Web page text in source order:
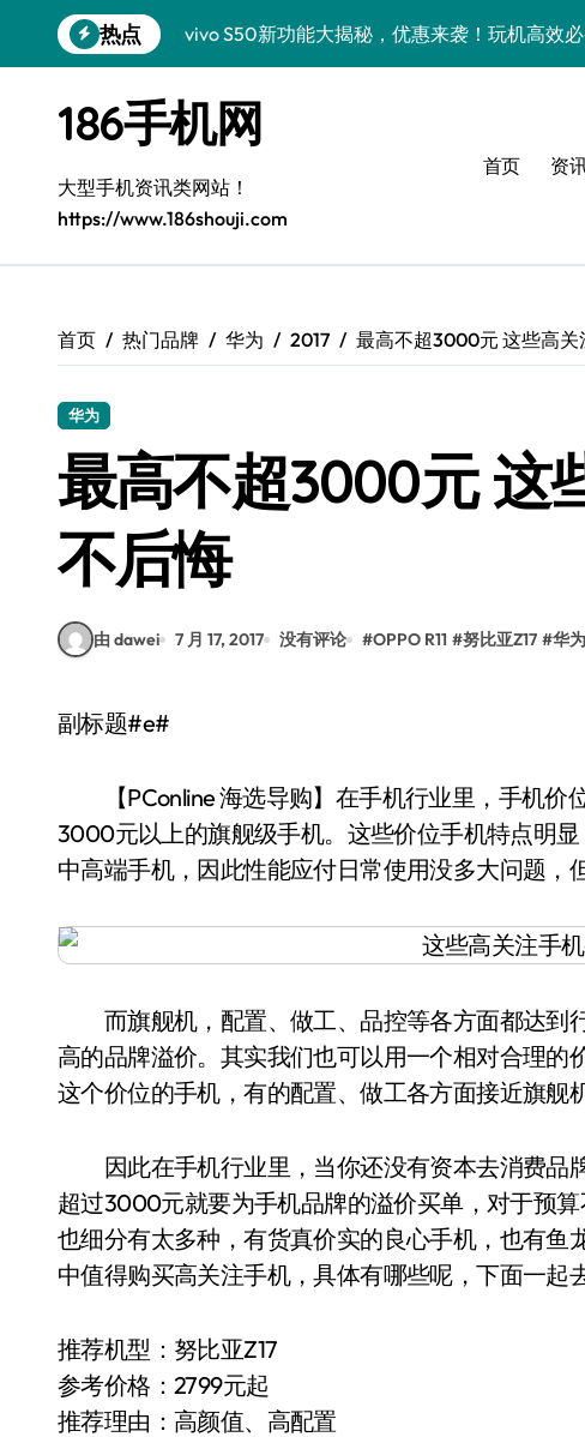
到
热点
vivo S50新功能大揭秘，优惠来袭！玩机高效必
小米17 Pro震撼来袭！超实用功能抢先揭秘，速
三星Galaxy S26震撼来袭！创新黑科技，抢先
三星Galaxy Z Fold7抢先探秘！手机管家揭秘超
S25 Ultra颜值炸裂！定制主题潮翻天
S26+颜值暴增！三大美化技巧全公开
真我GT8震撼来袭！科技潮流新宠，创新乐趣
186手机网
大型手机资讯类网站！
https://www.186shouji.com
首页 资
首页 热门品牌 华为 2017 最高不超3000元 这些高
华为
最高不超3000元 这
不后悔
由 dawei 7 月 17, 2017 没有评论 #OPPO R11 #努比亚Z17 #华
副标题#e#
【PConline 海选导购】在手机行业里，手机价
3000元以上的旗舰级手机。这些价位手机特点明
中高端手机，因此性能应付日常使用没多大问题，
而旗舰机，配置、做工、品控等各方面都达到
高的品牌溢价。其实我们也可以用一个相对合理的
这个价位的手机，有的配置、做工各方面接近旗舰
因此在手机行业里，当你还没有资本去消费品
超过3000元就要为手机品牌的溢价买单，对于预
也细分有太多种，有货真价实的良心手机，也有
中值得购买高关注手机，具体有哪些呢，下面一起
推荐机型：努比亚Z17
参考价格：2799元起
推荐理由：高颜值、高配置